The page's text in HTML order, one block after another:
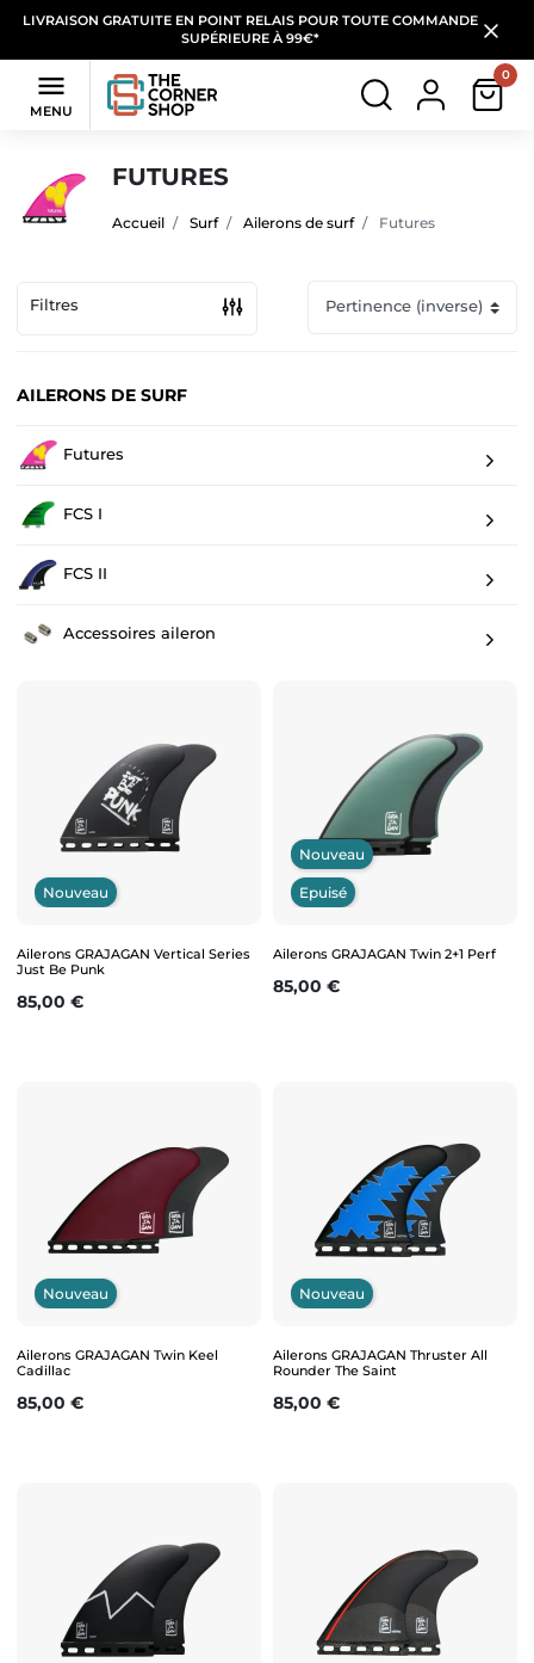
LIVRAISON GRATUITE EN POINT RELAIS POUR TOUTE COMMANDE
SUPÉRIEURE À 99€*

MENU
0
FUTURES
Accueil Surf Ailerons de surf Futures
Filtres
AILERONS DE SURF
Futures
FCS I
FCS II
Accessoires aileron
Nouveau
Ailerons GRAJAGAN Vertical Series
Just Be Punk
Prix
85,00 €
Nouveau
Epuisé
Ailerons GRAJAGAN Twin 2+1 Perf
Prix
85,00 €
Nouveau
Ailerons GRAJAGAN Twin Keel
Cadillac
Prix
85,00 €
Nouveau
Ailerons GRAJAGAN Thruster All
Rounder The Saint
Prix
85,00 €